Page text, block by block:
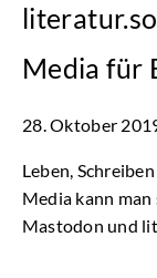
Media für
28. Oktober
Leben,
Media kann
Mastodon und